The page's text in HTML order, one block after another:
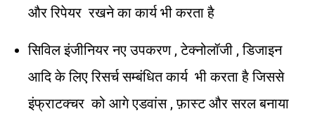
और रिपेयर रखने का कार्य भी करता है
सिविल इंजीनियर नए उपकरण , टेक्नोलॉजी , डिजाइन
आदि के लिए रिसर्च सम्बंधित कार्य भी करता है जिससे
इंफ्राटक्चर को आगे एडवांस , फ़ास्ट और सरल बनाया